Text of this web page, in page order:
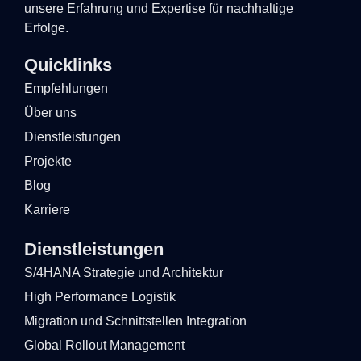
unsere Erfahrung und Expertise für nachhaltige
Erfolge.
Quicklinks
Empfehlungen
Über uns
Dienstleistungen
Projekte
Blog
Karriere
Dienstleistungen
S/4HANA Strategie und Architektur
High Performance Logistik
Migration und Schnittstellen Integration
Global Rollout Management